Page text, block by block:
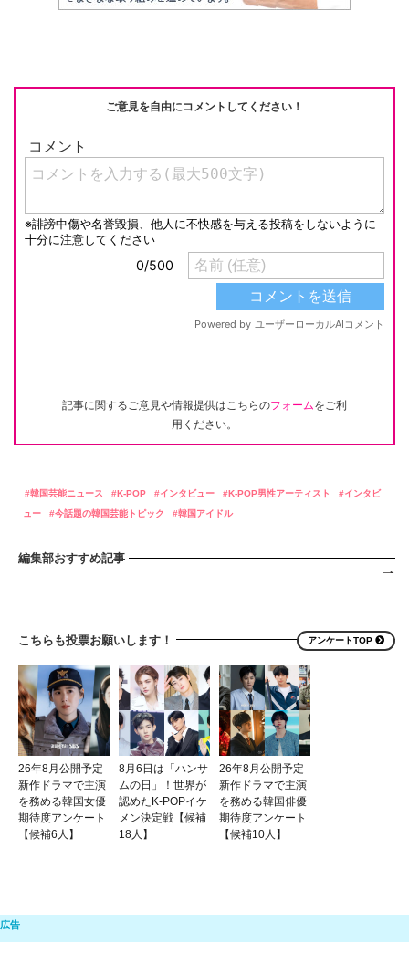
ご意見を自由にコメントしてください！
記事に関するご意見や情報提供はこちらのフォームをご利
用ください。
韓国芸能ニュース K-POP インタビュー K-POP男性アーティスト
インタビ
ュー
今話題の韓国芸能トピック 韓国アイドル
編集部おすすめ記事
こちらも投票お願いします！ アンケートTOP
26年8月公開予定
新作ドラマで主演
を務める韓国女優
期待度アンケート
【候補6人】
8月6日は「ハンサ
ムの日」！世界が
認めたK-POPイケ
メン決定戦【候補
18人】
26年8月公開予定
新作ドラマで主演
を務める韓国俳優
期待度アンケート
【候補10人】